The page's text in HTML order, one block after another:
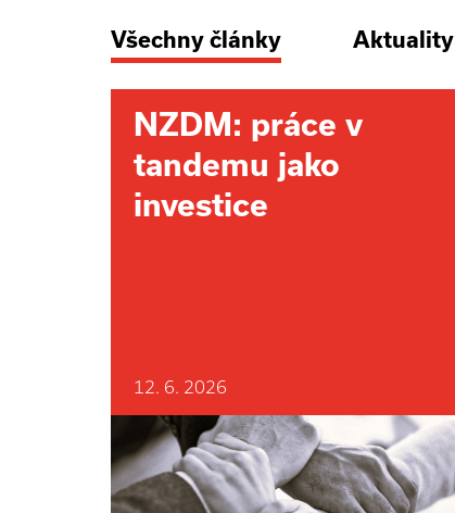
Všechny články Aktuality
NZDM: práce v
tandemu jako
investice
12. 6. 2026